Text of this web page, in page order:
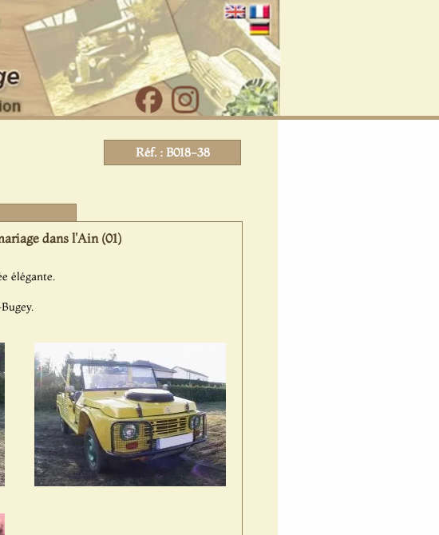
Réf. : B018-38
dans l'Ain (01)
élégante.